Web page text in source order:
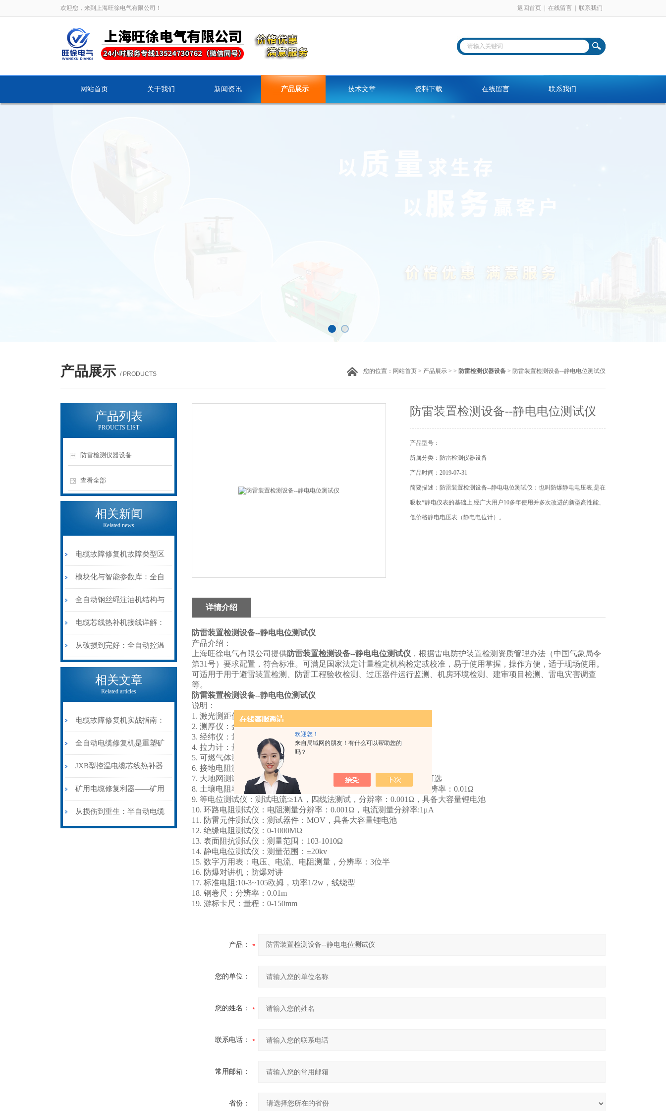
欢迎您！
来自局域网的朋友！有什么可以帮助您的
吗？
欢迎您，来到上海旺徐电气有限公司！ 返回首页 在线留言 联系我们
网站首页 关于我们 新闻资讯 产品展示 技术文章 资料下载 在线留言 联系我们
产品展示 / PRODUCTS 您的位置： 网站首页 > 产品展示 > > 防雷检测仪器设备 > 防雷装置检测设备--静电电位测试仪
产品列表
PROUCTS LIST
防雷检测仪器设备
查看全部
相关新闻
Related news
电缆故障修复机故障类型区
分指南：从“绝缘电
阻”到“波形特征”的精准诊
断逻辑
模块化与智能参数库：全自
动电缆修复机的快速换型逻
辑
全自动钢丝绳注油机结构与
工作原理：揭秘高效润滑的
机械密码
电缆芯线热补机接线详解：
从入门到精通
从破损到完好：全自动控温
电缆热补机的核心价值
相关文章
Related articles
电缆故障修复机实战指南：
从“盲测”到“精确定点”的三
步作业法
全自动电缆修复机是重塑矿
山电力动脉的“智能外科医
生”
JXB型控温电缆芯线热补器
安装与接线：精准修复的工
艺基石
矿用电缆修复利器——矿用
电缆热补机智能控温，安全
从损伤到重生：半自动电缆
防雷装置检测设备--静电电位测试仪
产品型号：
所属分类：防雷检测仪器设备
产品时间：2019-07-31
简要描述：防雷装置检测设备--静电电位测试仪：也叫防爆静电电压表,是在
吸收*静电仪表的基础上,经广大用户10多年使用并多次改进的新型高性能、
低价格静电电压表（静电电位计）。
详情介绍
防雷装置检测设备--静电电位测试仪
产品介绍：
上海旺徐电气有限公司提供防雷装置检测设备--静电电位测试仪 ，根据雷电防护装置检测资质管理办法（中国气象局令
第31号）要求配置，符合标准。可满足国家法定计量检定机构检定或校准，易于使用掌握，操作方便，适于现场使用。
可适用于用于避雷装置检测、防雷工程验收检测、过压器件运行监测、机房环境检测、建审项目检测、雷电灾害调查
等。
防雷装置检测设备--静电电位测试仪
说明：
1. 激光测距仪：量程：0-150m
2. 测厚仪：金属厚度测量，超声波
3. 经纬仪：量程：0-360°，分辨率：2″
4. 拉力计：量程：0-40kgf
5. 可燃气体测试仪：适用气体：可燃气体
6. 接地电阻测试仪：测试电流：>20mA（正弦波），分辨率：0.01Ω
7. 大地网测试仪：测试电流：>3A，分辨率：0.001～99.999Ω，频率可选
8. 土壤电阻率测试仪：四线法测量，测试电流：>20mA（正弦波）分辨率：0.01Ω
9. 等电位测试仪：测试电流:≥1A，四线法测试，分辨率：0.001Ω，具备大容量锂电池
10. 环路电阻测试仪：电阻测量分辨率：0.001Ω，电流测量分辨率:1μA
11. 防雷元件测试仪：测试器件：MOV，具备大容量锂电池
12. 绝缘电阻测试仪：0-1000MΩ
13. 表面阻抗测试仪：测量范围：103-1010Ω
14. 静电电位测试仪：测量范围：±20kv
15. 数字万用表：电压、电流、电阻测量，分辨率：3位半
16. 防爆对讲机；防爆对讲
17. 标准电阻:10-3~105欧姆，功率1/2w，线绕型
18. 钢卷尺：分辨率：0.01m
19. 游标卡尺：量程：0-150mm
产品：
您的单位：
您的姓名：
联系电话：
常用邮箱：
省份：